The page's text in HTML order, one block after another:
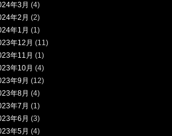
年3月 (4)
年2月 (2)
年1月 (1)
年12月 (11)
年11月 (1)
年10月 (4)
年9月 (12)
年8月 (4)
年7月 (1)
年6月 (3)
年5月 (4)